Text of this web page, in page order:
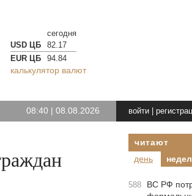
сегодня
USD ЦБ
82.17
EUR ЦБ
94.84
калькулятор валют
08:40 | 08.08.2026 войти|
читают
день
588
ВС РФ